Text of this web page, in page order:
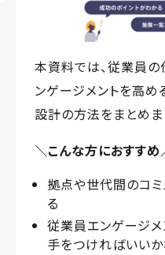
本資料では、従業員
ンゲージメントを高め
設計の方法をまとめま
＼こんな方におすすめ
拠点や世代間のコ
る
従業員エンゲージメ
手をつければいい